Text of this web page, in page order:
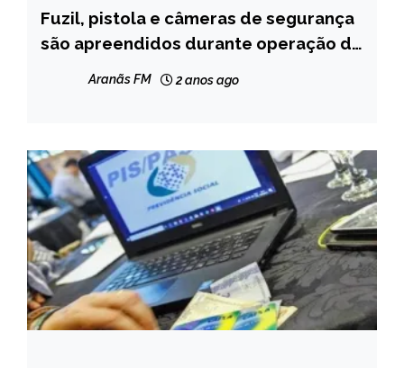
MINAS
GERAIS
NOTÍCIAS
Fuzil, pistola e câmeras de segurança
são apreendidos durante operação da
Aranãs FM 2 anos ago